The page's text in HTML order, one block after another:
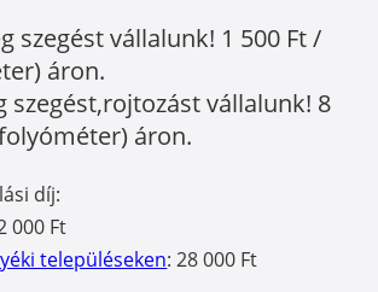
szegést vállalunk! 1 500 Ft /
áron.
szegést,rojtozást vállalunk! 8
áron.
díj:
000 Ft
településeken: 28 000 Ft